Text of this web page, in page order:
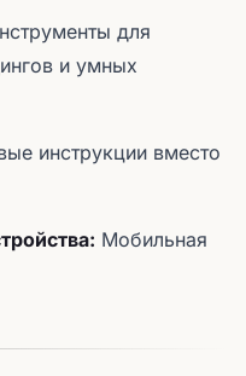
для
и умных
инструкции вместо
Мобильная